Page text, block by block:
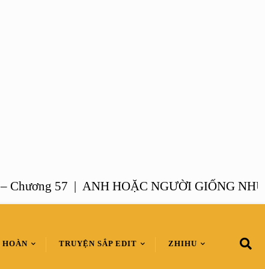
57 |ANH HOẶC NGƯỜI GIỐNG NHƯ
HOÀN TRUYỆN SẮP EDIT ZHIHU